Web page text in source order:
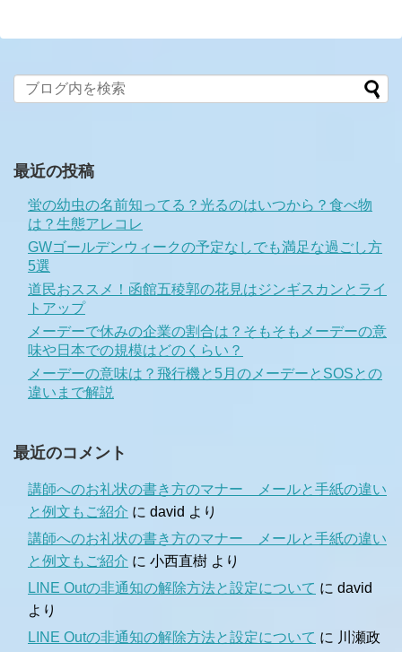
最近の投稿
蛍の幼虫の名前知ってる？光るのはいつから？食べ物
は？生態アレコレ
GWゴールデンウィークの予定なしでも満足な過ごし方
5選
道民おススメ！函館五稜郭の花見はジンギスカンとライ
トアップ
メーデーで休みの企業の割合は？そもそもメーデーの意
味や日本での規模はどのくらい？
メーデーの意味は？飛行機と5月のメーデーとSOSとの
違いまで解説
最近のコメント
講師へのお礼状の書き方のマナー メールと手紙の違い
と例文もご紹介 に david より
講師へのお礼状の書き方のマナー メールと手紙の違い
と例文もご紹介 に 小西直樹 より
LINE Outの非通知の解除方法と設定について に david
より
LINE Outの非通知の解除方法と設定について に 川瀬政